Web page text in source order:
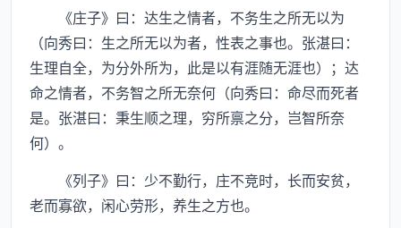
《庄子》曰：达生之情者，不务生之所无以为
（向秀曰：生之所无以为者，性表之事也。张湛曰：
生理自全，为分外所为，此是以有涯随无涯也）；达
命之情者，不务智之所无奈何（向秀曰：命尽而死者
是。张湛曰：秉生顺之理，穷所禀之分，岂智所奈
何）。
《列子》曰：少不勤行，庄不竞时，长而安贫，
老而寡欲，闲心劳形，养生之方也。